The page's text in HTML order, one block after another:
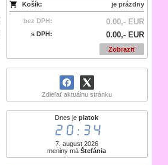
Košík: je prázdny
bez DPH: 0.00,- EUR
s DPH: 0.00,- EUR
Zobraziť
Zdieľať aktuálnu stránku
Dnes jepiatok
20:34
7. august 2026
meniny máŠtefánia